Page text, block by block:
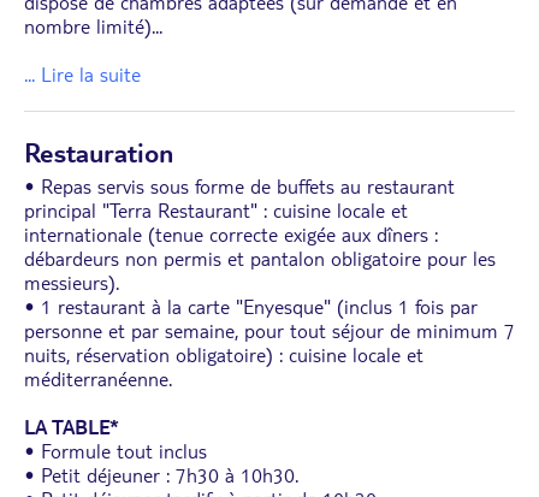
nombre limité)...
... Lire la suite
Restauration
• Repas servis sous forme de buffets au restaurant
principal "Terra Restaurant" : cuisine locale et
internationale (tenue correcte exigée aux dîners :
débardeurs non permis et pantalon obligatoire pour les
messieurs).
• 1 restaurant à la carte "Enyesque" (inclus 1 fois par
personne et par semaine, pour tout séjour de minimum 7
nuits, réservation obligatoire) : cuisine locale et
méditerranéenne.
LA TABLE*
• Formule tout inclus
• Petit déjeuner : 7h30 à 10h30.